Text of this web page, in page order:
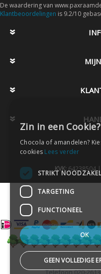
De waardering van
Klantbeoordelingen is 9.2/10
KVK:64238504 |
Telefoon020-
Zin in een Cookie?
Chocola of amandelen?
cookies Lees verder
STRIKT
TARGETING
FUNCTIONEEL
OK
GEEN VOLLEDIGE